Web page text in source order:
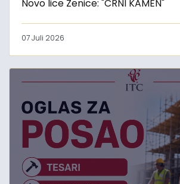
Novo lice Zenice: "CRNI KAMEN"
07 Juli 2026